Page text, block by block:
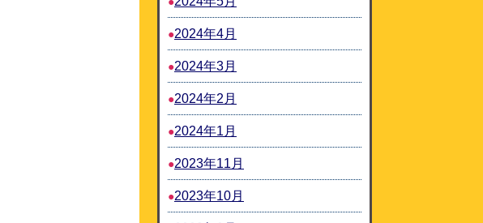
2024年4月
2024年3月
2024年2月
2024年1月
2023年11月
2023年10月